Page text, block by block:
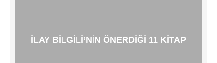
İLAY BILGILI’NIN ÖNERDIĞI 11 KITAP